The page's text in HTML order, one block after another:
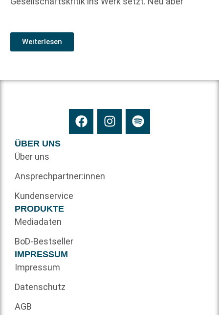
Weiterlesen
ÜBER UNS
Über uns
Ansprechpartner:innen
Kundenservice
PRODUKTE
Mediadaten
BoD-Bestseller
IMPRESSUM
Impressum
Datenschutz
AGB